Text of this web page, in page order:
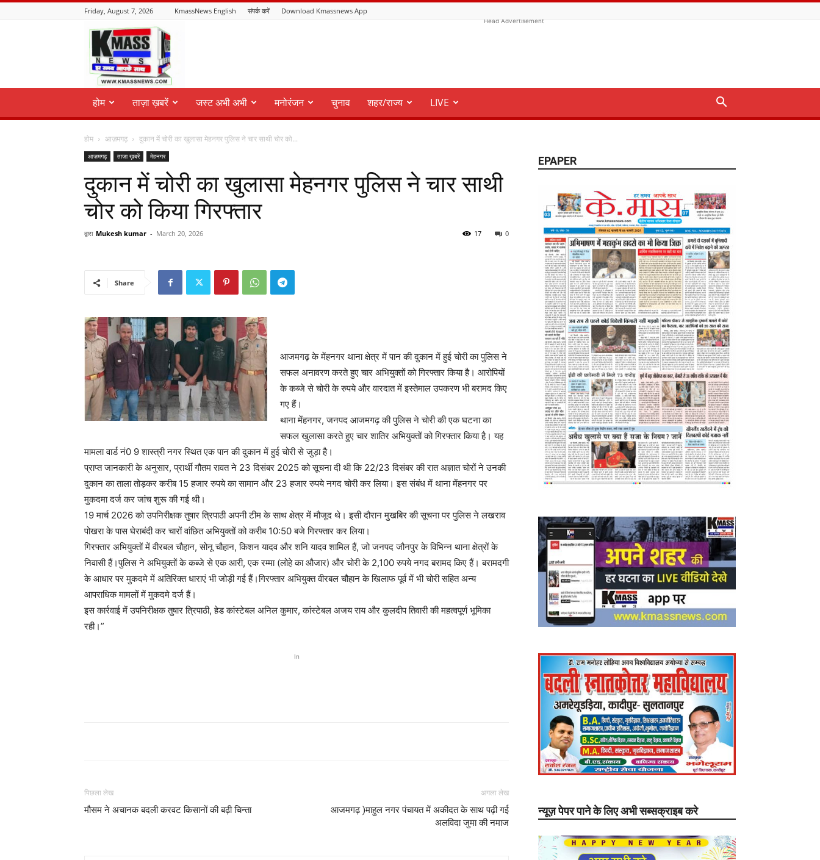
Friday, August 7, 2026 KmassNews English संपर्क करें Download Kmassnews App
KmassNews
Head Advertisement
होम ताज़ा ख़बरें जस्ट अभी अभी मनोरंजन चुनाव शहर/राज्य LIVE
होम आज़मगढ़ दुकान में चोरी का खुलासा मेहनगर पुलिस ने चार साथी चोर को...
आज़मगढ़ ताज़ा ख़बरें मेहनगर
दुकान में चोरी का खुलासा मेहनगर पुलिस ने चार साथी
चोर को किया गिरफ्तार
द्वारा Mukesh kumar - March 20, 2026 0
17
Share
आजमगढ़ के मेंहनगर थाना क्षेत्र में पान की दुकान में हुई चोरी का पुलिस ने
सफल अनावरण करते हुए चार अभियुक्तों को गिरफ्तार किया है। आरोपियों
के कब्जे से चोरी के रुपये और वारदात में इस्तेमाल उपकरण भी बरामद किए
गए हैं।
थाना मेंहनगर, जनपद आजमगढ़ की पुलिस ने चोरी की एक घटना का
सफल खुलासा करते हुए चार शातिर अभियुक्तों को गिरफ्तार किया है। यह
मामला वार्ड नं0 9 शास्त्री नगर स्थित एक पान की दुकान में हुई चोरी से जुड़ा है।
प्राप्त जानकारी के अनुसार, प्रार्थी गौतम रावत ने 23 दिसंबर 2025 को सूचना दी थी कि 22/23 दिसंबर की रात अज्ञात चोरों ने उनकी
दुकान का ताला तोड़कर करीब 15 हजार रुपये का सामान और 23 हजार रुपये नगद चोरी कर लिया। इस संबंध में थाना मेंहनगर पर
मुकदमा दर्ज कर जांच शुरू की गई थी।
19 मार्च 2026 को उपनिरीक्षक तुषार त्रिपाठी अपनी टीम के साथ क्षेत्र में मौजूद थे। इसी दौरान मुखबिर की सूचना पर पुलिस ने लखराव
पोखरा के पास घेराबंदी कर चारों वांछित अभियुक्तों को करीब 10:50 बजे गिरफ्तार कर लिया।
गिरफ्तार अभियुक्तों में वीरबल चौहान, सोनू चौहान, किशन यादव और शनि यादव शामिल हैं, जो जनपद जौनपुर के विभिन्न थाना क्षेत्रों के
निवासी हैं।पुलिस ने अभियुक्तों के कब्जे से एक आरी, एक रम्मा (लोहे का औजार) और चोरी के 2,100 रुपये नगद बरामद किए हैं। बरामदगी
के आधार पर मुकदमे में अतिरिक्त धाराएं भी जोड़ी गई हैं।गिरफ्तार अभियुक्त वीरबल चौहान के खिलाफ पूर्व में भी चोरी सहित अन्य
आपराधिक मामलों में मुकदमे दर्ज हैं।
इस कार्रवाई में उपनिरीक्षक तुषार त्रिपाठी, हेड कांस्टेबल अनिल कुमार, कांस्टेबल अजय राय और कुलदीप तिवारी की महत्वपूर्ण भूमिका
रही।”
In
पिछला लेख
मौसम ने अचानक बदली करवट किसानों की बढ़ी चिन्ता
अगला लेख
आजमगढ़ )माहुल नगर पंचायत में अकीदत के साथ पढ़ी गई
अलविदा जुमा की नमाज
EPAPER
न्यूज़ पेपर पाने के लिए अभी सब्सक्राइब करे